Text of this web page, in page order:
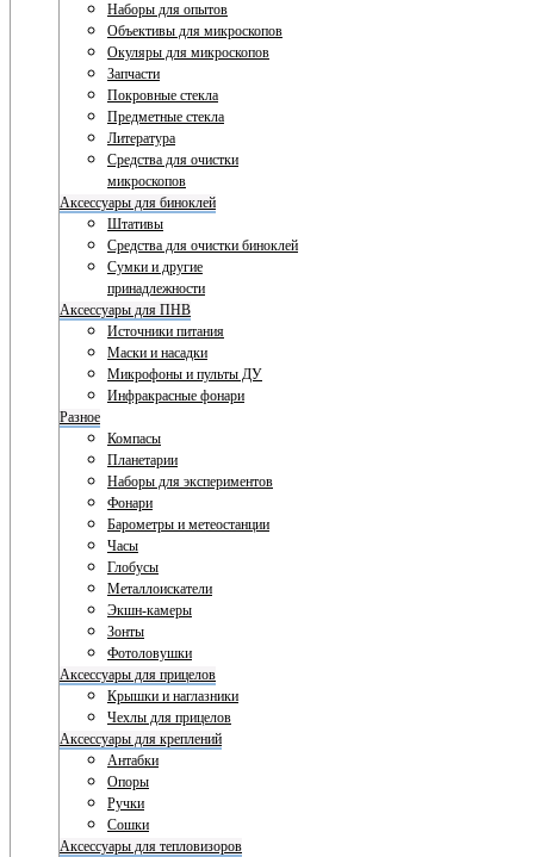
Наборы для опытов
Объективы для микроскопов
Окуляры для микроскопов
Запчасти
Покровные стекла
Предметные стекла
Литература
Средства для очистки
микроскопов
Аксессуары для биноклей
Штативы
Средства для очистки биноклей
Сумки и другие
принадлежности
Аксессуары для ПНВ
Источники питания
Маски и насадки
Микрофоны и пульты ДУ
Инфракрасные фонари
Разное
Компасы
Планетарии
Наборы для экспериментов
Фонари
Барометры и метеостанции
Часы
Глобусы
Металлоискатели
Экшн-камеры
Зонты
Фотоловушки
Аксессуары для прицелов
Крышки и наглазники
Чехлы для прицелов
Аксессуары для креплений
Антабки
Опоры
Ручки
Сошки
Аксессуары для тепловизоров